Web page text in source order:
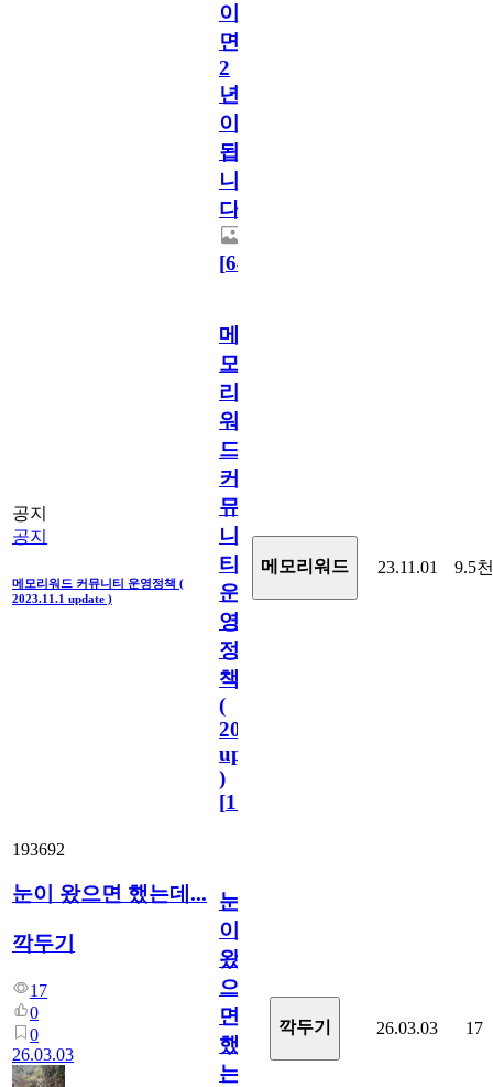
이
면
2
년
이
됩
니
다.
[64
공지
공지
메모리워드 커뮤니티 운영정책 (
2023.11.1 update )
메
모
리
워
드
커
뮤
니
티
운
영
정
책
(
2023.11.1
update
)
[110
메모리워드 23.11.01 9.5천
193692
눈이 왔으면 했는데...
깍두기
17
0
0
26.03.03
눈
이
왔
으
면
했
는
깍두기 26.03.03 17